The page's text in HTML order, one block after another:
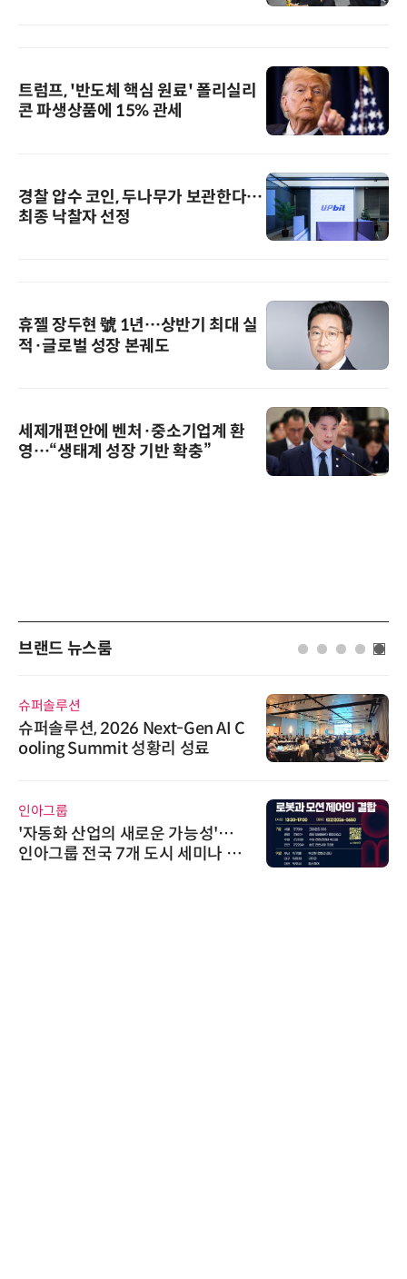
트럼프, '반도체 핵심 원료' 폴리실리
콘 파생상품에 15% 관세
경찰 압수 코인, 두나무가 보관한다…
최종 낙찰자 선정
휴젤 장두현 號 1년…상반기 최대 실
적·글로벌 성장 본궤도
세제개편안에 벤처·중소기업계 환
영…“생태계 성장 기반 확충”
브랜드 뉴스룸
슈퍼솔루션
슈퍼솔루션, 2026 Next-Gen AI C
ooling Summit 성황리 성료
인아그룹
'자동화 산업의 새로운 가능성'…
인아그룹 전국 7개 도시 세미나 페